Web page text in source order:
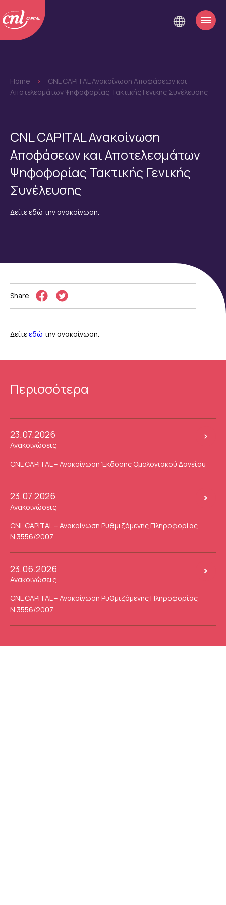
Home >
CNL CAPITAL Ανακοίνωση Αποφάσεων και
Αποτελεσμάτων Ψηφοφορίας Τακτικής Γενικής Συνέλευσης
CNL CAPITAL Ανακοίνωση
Αποφάσεων και Αποτελεσμάτων
Ψηφοφορίας Τακτικής Γενικής
Συνέλευσης
Δείτε εδώ την ανακοίνωση.
Share
Δείτεεδώ την ανακοίνωση.
Περισσότερα
23.07.2026
Ανακοινώσεις
CNL CAPITAL – Ανακοίνωση Έκδοσης Ομολογιακού Δανείου
23.07.2026
Ανακοινώσεις
CNL CAPITAL – Ανακοίνωση Ρυθμιζόμενης Πληροφορίας
Ν.3556/2007
23.06.2026
Ανακοινώσεις
CNL CAPITAL – Ανακοίνωση Ρυθμιζόμενης Πληροφορίας
Ν.3556/2007